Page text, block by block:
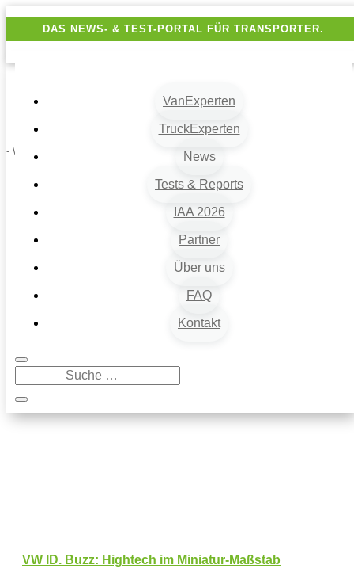
DAS NEWS- & TEST-PORTAL FÜR TRANSPORTER.
VanExperten
TruckExperten
News
Tests & Reports
IAA 2026
Partner
Über uns
FAQ
Kontakt
- Werbung -
VW ID. Buzz: Hightech im Miniatur-Maßstab